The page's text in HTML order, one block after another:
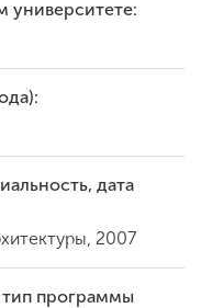
университете:
дата
2007
программы